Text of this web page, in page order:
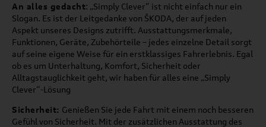
An alles gedacht: „Simply Clever“ ist nicht einfach nur ein
Slogan. Es ist der Leitgedanke von ŠKODA, der auf jeden
Aspekt unseres Designs zutrifft. Ausstattungsmerkmale,
Funktionen, Geräte, Zubehörteile – jedes einzelne Detail sorgt
auf seine eigene Weise für ein erstklassiges Fahrerlebnis. Egal
ob es um Unterhaltung, Komfort, Sicherheit oder
Alltagstauglichkeit geht, wir haben für alles eine „Simply
Clever“-Lösung
Sicherheit: Genießen Sie jede Fahrt mit einem noch besseren
Gefühl von Sicherheit. Mit der zusätzlichen Ausstattung des